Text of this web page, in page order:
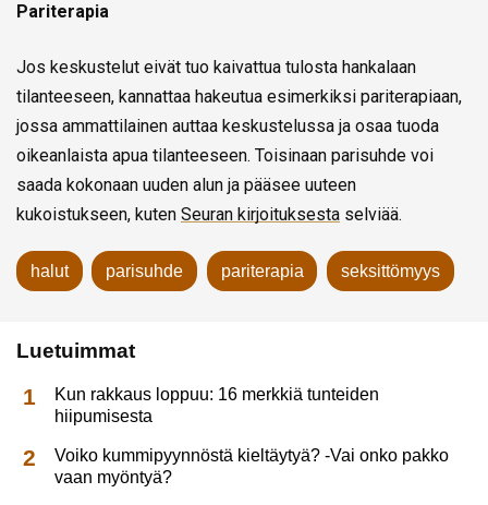
Pariterapia
Jos keskustelut eivät tuo kaivattua tulosta hankalaan
tilanteeseen, kannattaa hakeutua esimerkiksi pariterapiaan,
jossa ammattilainen auttaa keskustelussa ja osaa tuoda
oikeanlaista apua tilanteeseen. Toisinaan parisuhde voi
saada kokonaan uuden alun ja pääsee uuteen
kukoistukseen, kuten Seuran kirjoituksesta selviää.
halut parisuhde pariterapia seksittömyys
Luetuimmat
Kun rakkaus loppuu: 16 merkkiä tunteiden
hiipumisesta
Voiko kummipyynnöstä kieltäytyä? -Vai onko pakko
vaan myöntyä?